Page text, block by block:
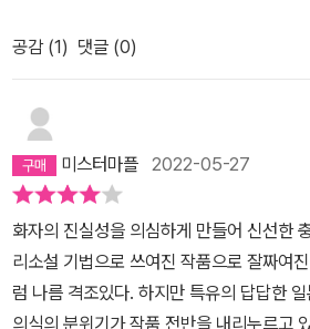
거짓들이 덕지덕지 쌓여 있는 그런 가족 관
혼한 여자를 중심으로 무뚝뚝한 남편과의
부모님이 계시며, 자신에게는 어려서부터
있다. 그리고 그 여동생이 시머머니가 소개
을 한 명 낳았는데, 늘 자신이 볼일이 있을
아다닌다. 그러던 어느 날 언니집에 맡겨 놓
체로 언니네집 능소화나무 아래에서 발견
네살밖에 되지 않은 나오코를 살해 한 것
는 과정에 있어 이 집의 비밀들이 속속들
오코를 어쩜 모두 죽이고 싶어 했던 것은
공감 (1) 댓글 (0)
미스터마플 2022-05-27
화자의 진실성을 의심하게 만들어 신선한
리소설 기법으로 쓰여진 작품으로 잘짜여진 구성에 문장도 순문학처
럼 나름 격조있다. 하지만 특유의 답답한
의식의 분위기가 작품 전반을 내리누르고